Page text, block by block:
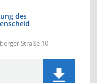
des
Straße 10